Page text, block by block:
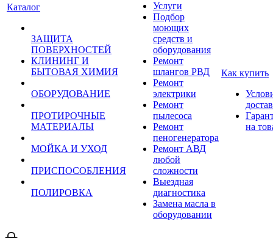
Каталог
ЗАЩИТА
ПОВЕРХНОСТЕЙ
КЛИНИНГ И
БЫТОВАЯ ХИМИЯ
ОБОРУДОВАНИЕ
ПРОТИРОЧНЫЕ
МАТЕРИАЛЫ
МОЙКА И УХОД
ПРИСПОСОБЛЕНИЯ
ПОЛИРОВКА
Услуги
Подбор
моющих
средств и
оборудования
Ремонт
шлангов РВД
Ремонт
электрики
Ремонт
пылесоса
Ремонт
пеногенератора
Ремонт АВД
любой
сложности
Выездная
диагностика
Замена масла в
оборудовании
Как купить
на